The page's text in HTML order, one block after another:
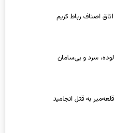
اصناف رباط کریم
سرد و بی‌سامان
به قتل انجامید